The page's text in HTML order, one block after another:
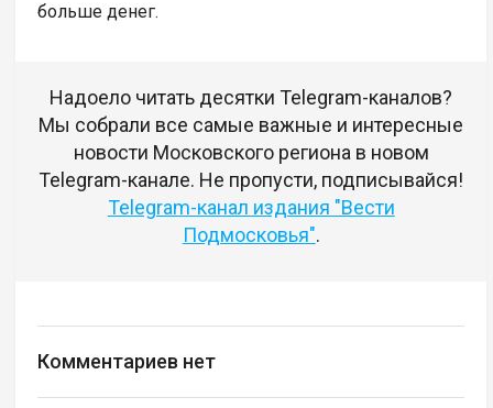
больше денег.
Надоело читать десятки Telegram-каналов?
Мы собрали все самые важные и интересные
новости Московского региона в новом
Telegram-канале. Не пропусти, подписывайся!
Telegram-канал издания "Вести
Подмосковья".
Комментариев нет